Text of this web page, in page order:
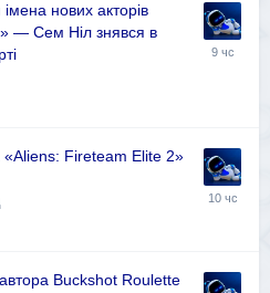
нових акторів
— Сем Ніл знявся в
«Aliens: Fireteam Elite 2»
Buckshot Roulette